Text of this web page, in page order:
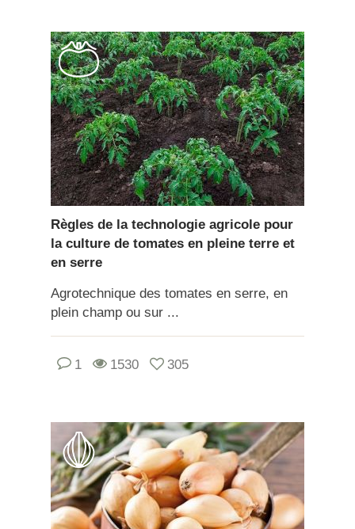
Règles de la technologie agricole pour
la culture de tomates en pleine terre et
en serre
Agrotechnique des tomates en serre, en
plein champ ou sur ...
1 1530 305